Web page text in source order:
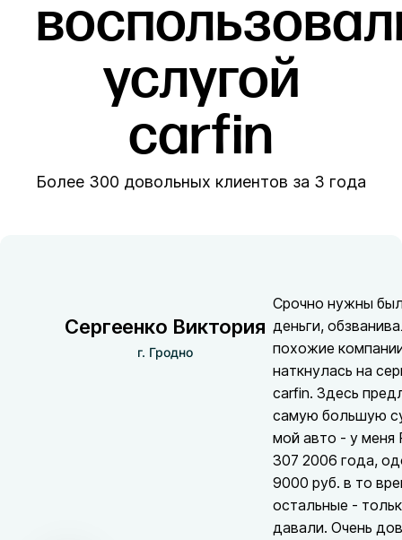
услугой
carfin
Более 300 довольных клиентов за 3 года
Сергеенко Виктория
г. Гродно
Срочно нужны
деньги,
похожие
наткнулась на
carfin. Здесь
самую большую
мой авто - у меня
307 2006 года,
9000 руб. в то
остальные -
давали. Очень